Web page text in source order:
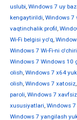
uslubi, Windows 7 uy
kengaytirildi, Windows 7
vaqtinchalik profil,
Wi-Fi belgisi yo'q,
Windows 7 Wi-Fi-ni
Windows 7 Windows 10
olish, Windows 7 x64
olish, Windows 7 xatosiz,
paroli, Windows 7
xususiyatlari, Windows
Windows 7 yangilash